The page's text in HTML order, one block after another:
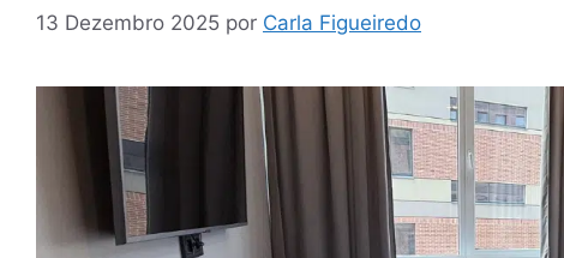
13 Dezembro 2025 por Carla Figueiredo